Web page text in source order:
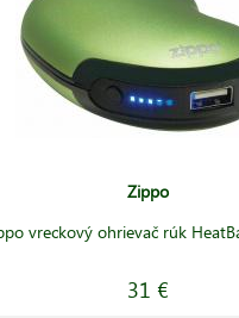
Zippo
vreckový ohrievač rúk
31 €